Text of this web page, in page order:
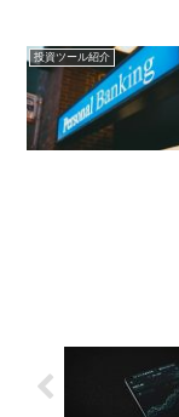
投資ツール紹介